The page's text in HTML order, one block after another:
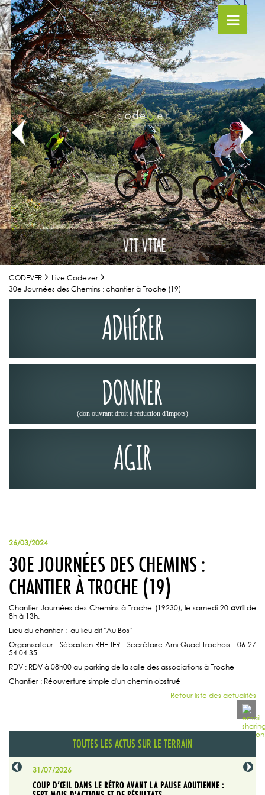
VTT VTTAE
CODEVER
Live Codever
30e Journées des Chemins : chantier à Troche (19)
ADHÉRER
DONNER
(don ouvrant droit à réduction d'impots)
AGIR
26/03/2024
30E JOURNÉES DES CHEMINS :
CHANTIER À TROCHE (19)
Chantier Journées des Chemins à Troche (19230), le samedi 20 avrilde
8h à 13h.
Lieu du chantier : au lieu dit "Au Bos"
Organisateur : Sébastien RHETIER - Secrétaire Ami Quad Trochois - 06 27
54 04 35
RDV : RDV à 08h00 au parking de la salle des associations à Troche
Chantier : Réouverture simple d'un chemin obstrué
Retour liste des actualités
TOUTES LES ACTUS SUR LE TERRAIN
31/07/2026
COUP D’ŒIL DANS LE RÉTRO AVANT LA PAUSE AOUTIENNE :
29/07/